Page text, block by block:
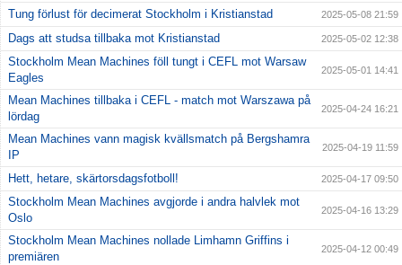
Tung förlust för decimerat Stockholm i Kristianstad 2025-05-08 21:59
Dags att studsa tillbaka mot Kristianstad 2025-05-02 12:38
Stockholm Mean Machines föll tungt i CEFL mot Warsaw
Eagles
2025-05-01 14:41
Mean Machines tillbaka i CEFL - match mot Warszawa på
lördag
2025-04-24 16:21
Mean Machines vann magisk kvällsmatch på Bergshamra
IP
2025-04-19 11:59
Hett, hetare, skärtorsdagsfotboll! 2025-04-17 09:50
Stockholm Mean Machines avgjorde i andra halvlek mot
Oslo
2025-04-16 13:29
Stockholm Mean Machines nollade Limhamn Griffins i
premiären
2025-04-12 00:49